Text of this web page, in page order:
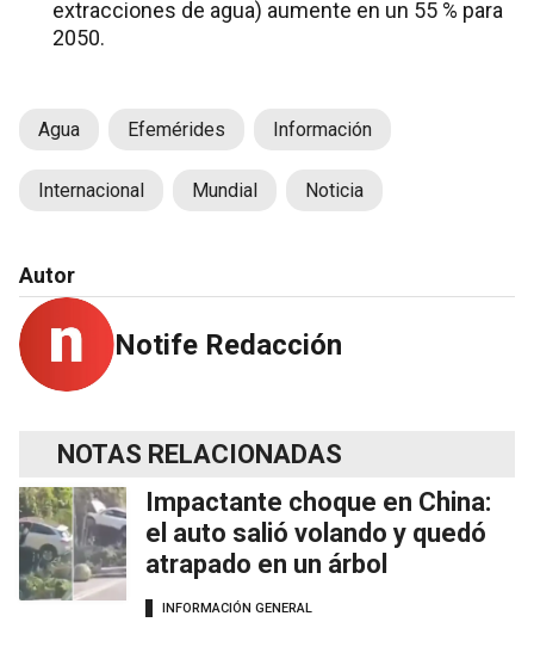
extracciones de agua) aumente en un 55 % para
2050.
Agua Efemérides Información
Internacional Mundial Noticia
Autor
Notife Redacción
NOTAS RELACIONADAS
Impactante choque en China:
el auto salió volando y quedó
atrapado en un árbol
INFORMACIÓN GENERAL